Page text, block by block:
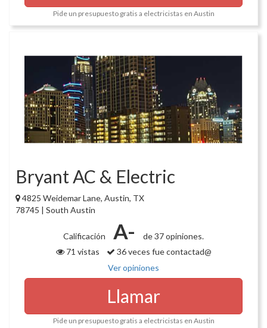
Pide un presupuesto gratis a electricistas en Austin
Bryant AC & Electric
4825 Weidemar Lane, Austin, TX
78745 | South Austin
Calificación A-
de 37 opiniones.
71 vistas
36 veces fue contactad@
Ver opiniones
Llamar
Pide un presupuesto gratis a electricistas en Austin